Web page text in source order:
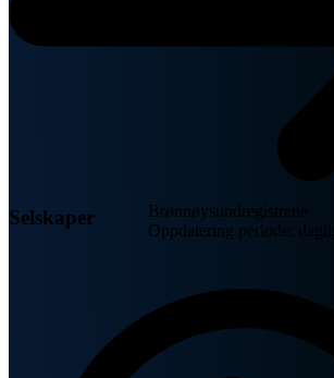
Selskaper
Brønnøysundregistrene
Oppdatering periode: daglig